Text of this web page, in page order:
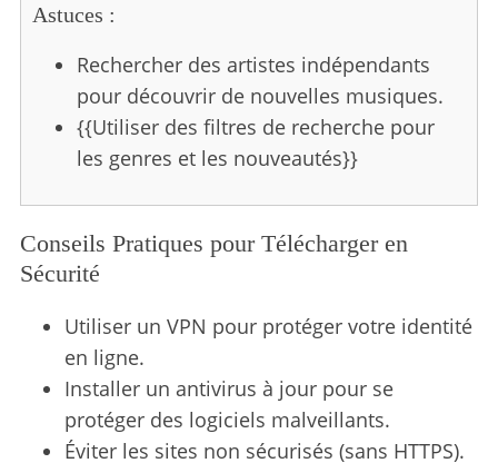
Astuces :
Rechercher des artistes indépendants
pour découvrir de nouvelles musiques.
{{Utiliser des filtres de recherche pour
les genres et les nouveautés}}
Conseils Pratiques pour Télécharger en
Sécurité
Utiliser un VPN pour protéger votre identité
en ligne.
Installer un antivirus à jour pour se
protéger des logiciels malveillants.
Éviter les sites non sécurisés (sans HTTPS).